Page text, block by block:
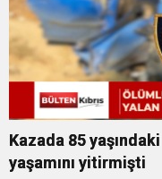
Kazada 85
yaşamını yitirmişti